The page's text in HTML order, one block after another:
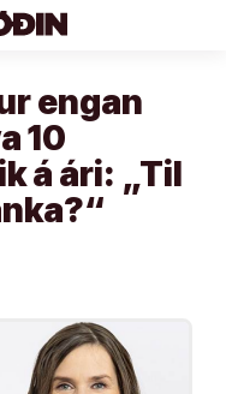
engan
10
á ári: „Til